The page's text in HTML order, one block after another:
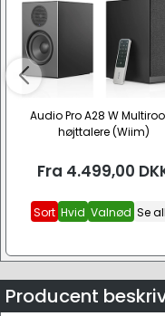
Audio Pro A28 W
højttalere (Wiim)
Fra 4.499,00
Sort Hvid Valnød Se
Producent